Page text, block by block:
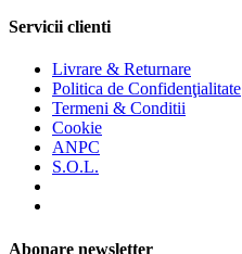
Servicii clienti
Livrare & Returnare
Politica de Confidenţialitate
Termeni & Conditii
Cookie
ANPC
S.O.L.
Abonare newsletter